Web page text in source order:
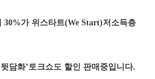
30%가 위스타트(We Start)저소득층
담화’토크쇼도 할인 판매중입니다.